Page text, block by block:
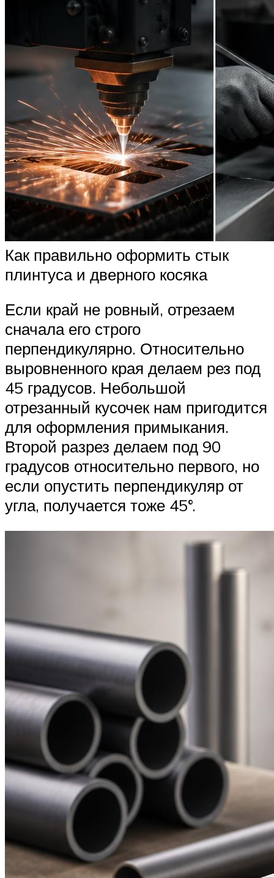
Как правильно оформить стык
плинтуса и дверного косяка
Если край не ровный, отрезаем
сначала его строго
перпендикулярно. Относительно
выровненного края делаем рез под
45 градусов. Небольшой
отрезанный кусочек нам пригодится
для оформления примыкания.
Второй разрез делаем под 90
градусов относительно первого, но
если опустить перпендикуляр от
угла, получается тоже 45°.